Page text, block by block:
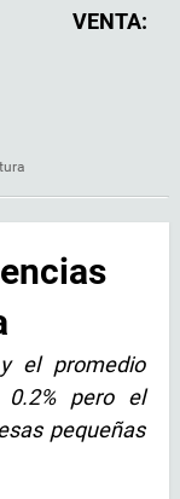
VENTA:
el promedio
0.2% pero el
pequeñas